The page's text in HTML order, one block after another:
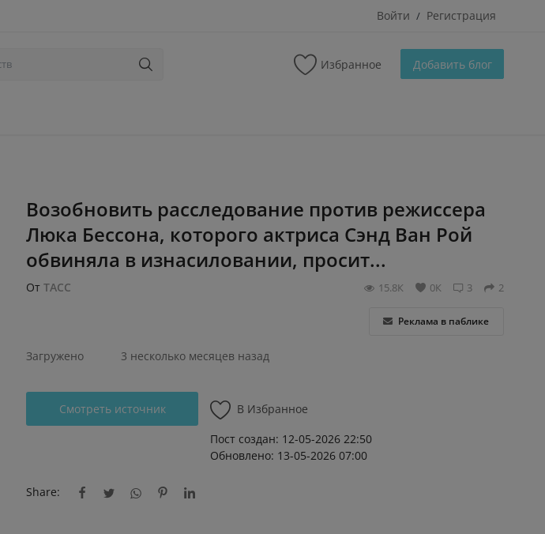
Войти / Регистрация
Избранное Добавить блог
Возобновить расследование против режиссера
Люка Бессона, которого актриса Сэнд Ван Рой
обвиняла в изнасиловании, просит...
От ТАСС 2
3
0К
15.8К
Реклама в паблике
Загружено 3 несколько месяцев назад
Смотреть источник
В Избранное
Пост создан: 12-05-2026 22:50
Обновлено: 13-05-2026 07:00
Share: